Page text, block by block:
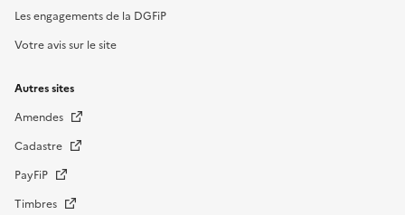
Les engagements de la DGFiP
Votre avis sur le site
Autres sites
Amendes
Cadastre
PayFiP
Timbres